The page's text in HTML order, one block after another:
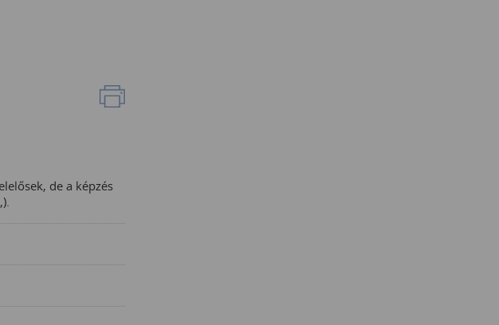
de a képzés